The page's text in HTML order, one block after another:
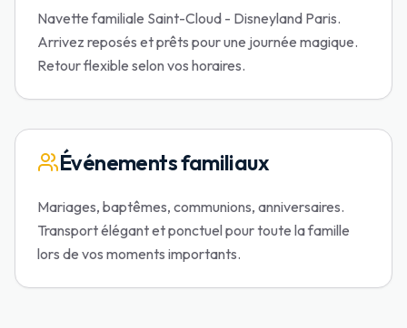
Navette familiale Saint-Cloud - Disneyland Paris.
Arrivez reposés et prêts pour une journée magique.
Retour flexible selon vos horaires.
Événements familiaux
Mariages, baptêmes, communions, anniversaires.
Transport élégant et ponctuel pour toute la famille
lors de vos moments importants.